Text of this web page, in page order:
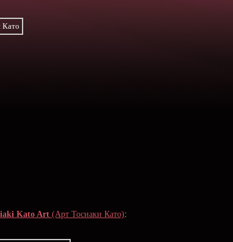
Kato Art (Арт Тосиаки Като):